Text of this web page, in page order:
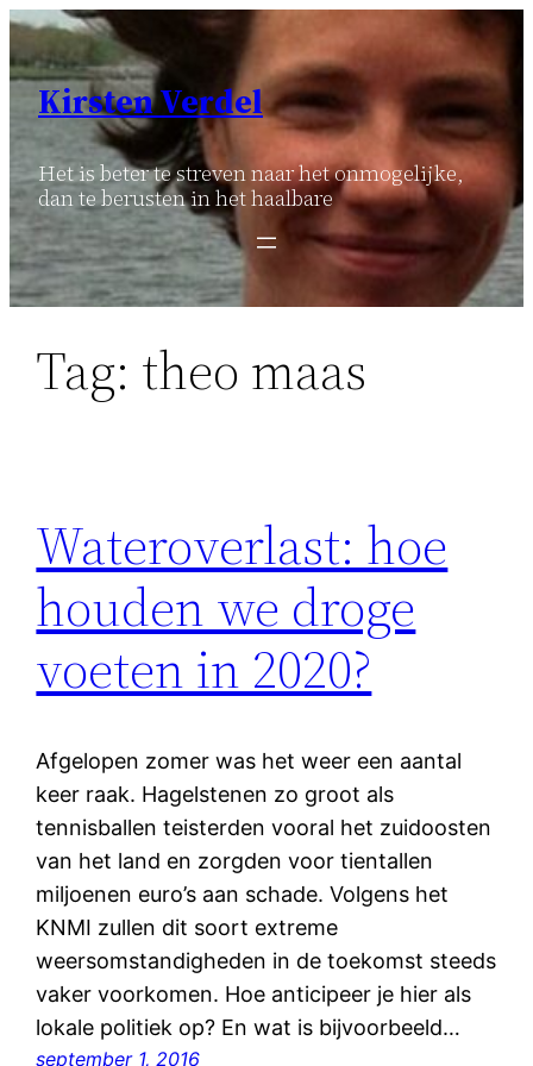
Ga
naar
inhoud
Kirsten Verdel
Het is beter te streven naar het onmogelijke,
dan te berusten in het haalbare
Tag: theo maas
Wateroverlast: hoe
houden we droge
voeten in 2020?
Afgelopen zomer was het weer een aantal
keer raak. Hagelstenen zo groot als
tennisballen teisterden vooral het zuidoosten
van het land en zorgden voor tientallen
miljoenen euro’s aan schade. Volgens het
KNMI zullen dit soort extreme
weersomstandigheden in de toekomst steeds
vaker voorkomen. Hoe anticipeer je hier als
lokale politiek op? En wat is bijvoorbeeld…
september 1, 2016